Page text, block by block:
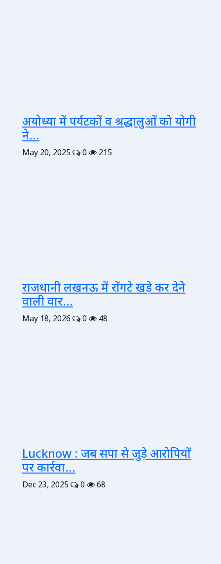
अयोध्या में पर्यटकों व श्रद्धालुओं को योगी
ने...
May 20, 2025 0 215
राजधानी लखनऊ में रोंगटे खड़े कर देने
वाली वार...
May 18, 2026 0 48
Lucknow : जब सपा से जुड़े आरोपियों
पर कार्रवा...
Dec 23, 2025 0 68